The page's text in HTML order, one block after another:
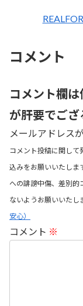
コメント
コメント欄
が肝要でござ
メールアドレス
コメント投稿に関して
込みをお願いいたしま
への誹謗中傷、差別的
ないようお願いいたし
安心）
コメント ※